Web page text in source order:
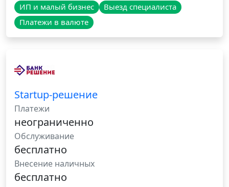
ИП и малый бизнес
Выезд специалиста
Платежи в валюте
Startup-решение
Платежи
неограниченно
Обслуживание
бесплатно
Внесение наличных
бесплатно